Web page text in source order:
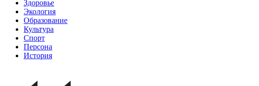
Здоровье
Экология
Образование
Культура
Спорт
Персона
История